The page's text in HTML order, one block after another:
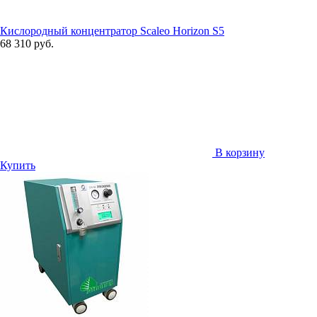
Кислородный концентратор Scaleo Horizon S5
68 310 руб.
В корзину
Купить